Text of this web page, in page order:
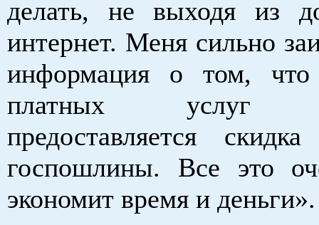
делать, не выходя из
интернет. Меня сильно
информация о том, что
платных услуг
предоставляется
госпошлины. Все это
экономит время и деньги».